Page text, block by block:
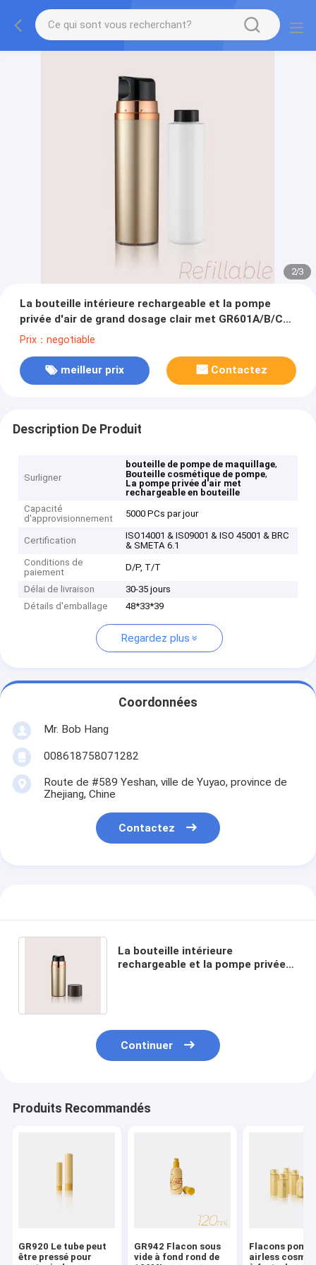
2/3
La bouteille intérieure rechargeable et la pompe
privée d'air de grand dosage clair met GR601A/B/C
en bouteille
Prix：negotiable
meilleur prix Contactez
Description De Produit
Surligner
bouteille de pompe de maquillage,
Bouteille cosmétique de pompe,
La pompe privée d'air met
rechargeable en bouteille
Capacité
d'approvisionnement
5000 PCs par jour
Certification
ISO14001 & IS09001 & ISO 45001 & BRC
& SMETA 6.1
Conditions de
paiement
D/P, T/T
Délai de livraison
30-35 jours
Détails d'emballage
48*33*39
Regardez plus
Coordonnées
Mr. Bob Hang
008618758071282
Route de #589 Yeshan, ville de Yuyao, province de
Zhejiang, Chine
Contactez
La bouteille intérieure
rechargeable et la pompe privée
Continuer
Produits Recommandés
GR920 Le tube peut
être pressé pour
GR942 Flacon sous
vide à fond rond de
Flacons
airless